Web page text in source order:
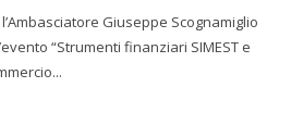
Giuseppe Scognamiglio
“Strumenti finanziari SIMEST e